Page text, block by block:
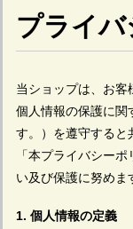
プライ
当ショップは、お客
個人情報の保護に関
す。）を遵守すると
「本プライバシー
い及び保護に努めま
1. 個人情報の定義